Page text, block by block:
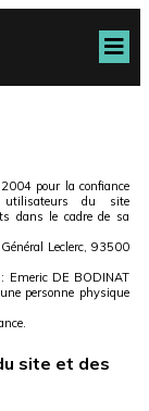
pour la confiance
utilisateurs du site
dans le cadre de sa
Leclerc, 93500
Emeric DE BODINAT
personne physique
site et des